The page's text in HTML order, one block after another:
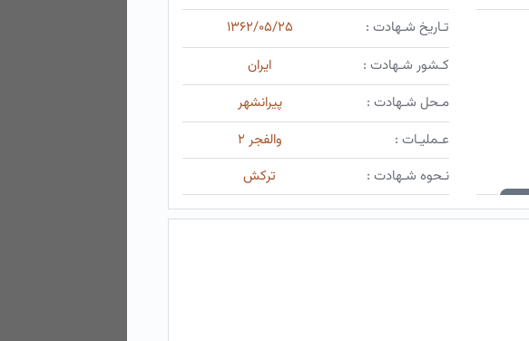
تـاریخ شـهادت :
۱۳۶۲/۰۵/۲۵
کـشور شـهادت :
ایران
مـحل شـهادت :
پیرانشهر
عـملیـات :
والفجر ۲
نـحوه شـهادت :
ترکش